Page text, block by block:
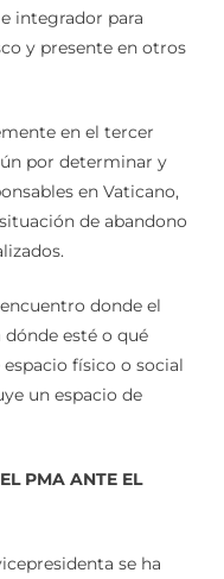
integrador para
y presente en otros
en el tercer
por determinar y
en Vaticano,
de abandono
donde el
esté o qué
físico o social
un espacio de
PMA ANTE EL
se ha